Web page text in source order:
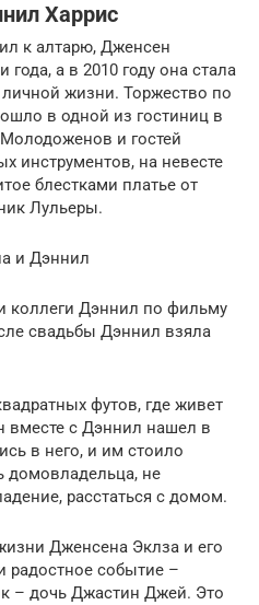
Харрис
к алтарю, Дженсен
года, а в 2010 году она стала
жизни. Торжество по
в одной из гостиниц в
и гостей
инструментов, на невесте
блестками платье от
Лульеры.
и Дэннил
коллеги Дэннил по фильму
свадьбы Дэннил взяла
футов, где живет
вместе с Дэннил нашел в
в него, и им стоило
домовладельца, не
расстаться с домом.
Дженсена Эклза и его
событие –
– дочь Джастин Джей. Это